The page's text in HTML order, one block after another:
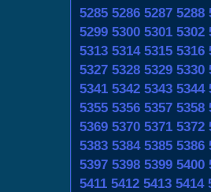
5285 5286 5287 5288
5299 5300 5301 5302
5313 5314 5315 5316
5327 5328 5329 5330
5341 5342 5343 5344
5355 5356 5357 5358
5369 5370 5371 5372
5383 5384 5385 5386
5397 5398 5399 5400
5411 5412 5413 5414